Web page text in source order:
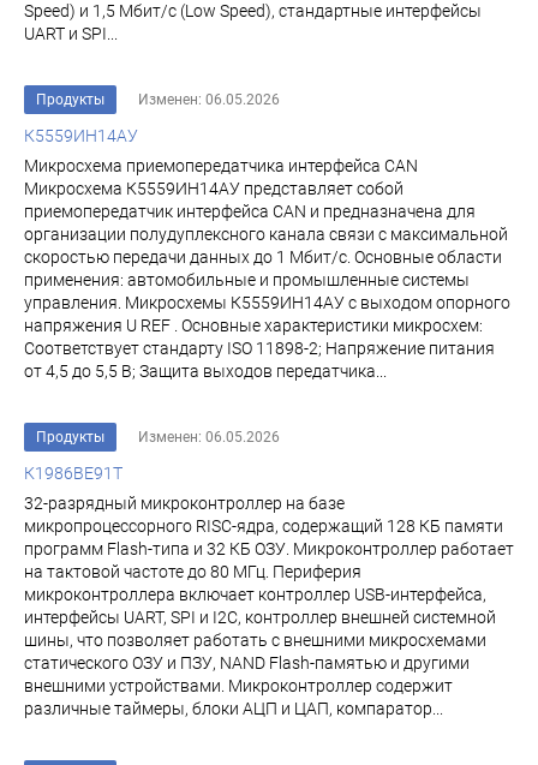
Speed) и 1,5 Мбит/с (Low Speed), стандартные интерфейсы
UART и SPI...
Продукты Изменен: 06.05.2026
К5559ИН14АУ
Микросхема приемопередатчика интерфейса CAN
Микросхема К5559ИН14АУ представляет собой
приемопередатчик интерфейса CAN и предназначена для
организации полудуплексного канала связи с максимальной
скоростью передачи данных до 1 Мбит/с. Основные области
применения: автомобильные и промышленные системы
управления. Микросхемы К5559ИН14АУ с выходом опорного
напряжения U REF . Основные характеристики микросхем:
Соответствует стандарту ISO 11898-2; Напряжение питания
от 4,5 до 5,5 В; Защита выходов передатчика...
Продукты Изменен: 06.05.2026
К1986ВЕ91Т
32-разрядный микроконтроллер на базе
микропроцессорного RISC-ядра, содержащий 128 КБ памяти
программ Flash-типа и 32 КБ ОЗУ. Микроконтроллер работает
на тактовой частоте до 80 МГц. Периферия
микроконтроллера включает контроллер USB-интерфейса,
интерфейсы UART, SPI и I2C, контроллер внешней системной
шины, что позволяет работать с внешними микросхемами
статического ОЗУ и ПЗУ, NAND Flash-памятью и другими
внешними устройствами. Микроконтроллер содержит
различные таймеры, блоки АЦП и ЦАП, компаратор...